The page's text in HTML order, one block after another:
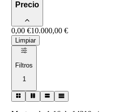
Precio
0,00 €10.000,00 €
Limpiar
Filtros
1